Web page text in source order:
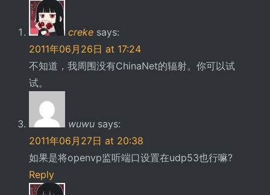
creke says:
2011年06月26日 at 17:24
不知道，我周围没有ChinaNet的辐射。你可以试
试。
wuwu says:
2011年06月27日 at 20:38
如果是将openvp监听端口设置在udp53也行嘛?
Reply